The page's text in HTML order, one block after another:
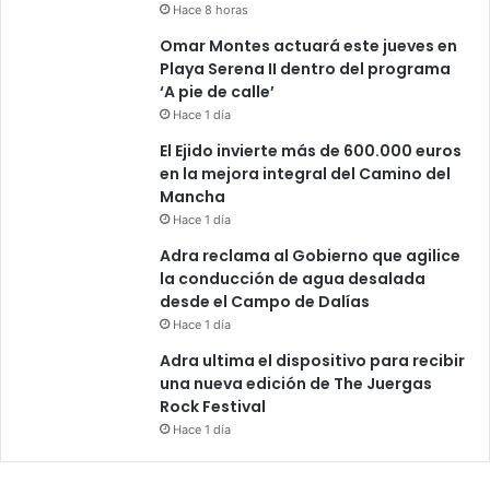
Hace 8 horas
Omar Montes actuará este jueves en
Playa Serena II dentro del programa
‘A pie de calle’
Hace 1 día
El Ejido invierte más de 600.000 euros
en la mejora integral del Camino del
Mancha
Hace 1 día
Adra reclama al Gobierno que agilice
la conducción de agua desalada
desde el Campo de Dalías
Hace 1 día
Adra ultima el dispositivo para recibir
una nueva edición de The Juergas
Rock Festival
Hace 1 día